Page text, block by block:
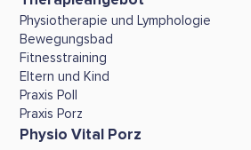
Physiotherapie und Lymphologie
Bewegungsbad
Fitnesstraining
Eltern und Kind
Praxis Poll
Praxis Porz
Physio Vital Porz